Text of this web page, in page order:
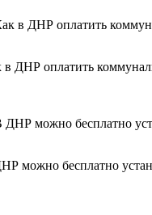
в ДНР оплатить
можно бесплатно